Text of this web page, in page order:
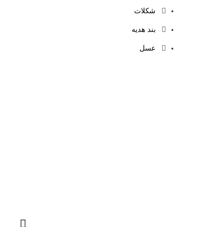
شکلات
بند هدیه
عسل